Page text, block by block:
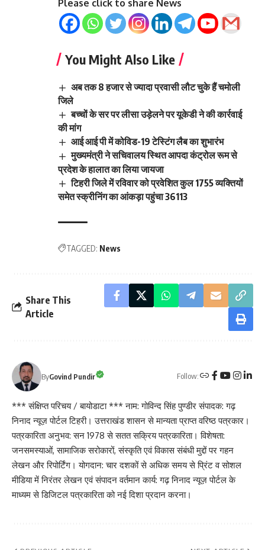
Please click to share News
You Might Also Like
अब तक 8 हजार से ज्यादा प्रवासी लौट चुके हैं चमोली
जिले
बच्चों के सर पर लीसा उड़ेलने पर यूकेडी ने की कार्रवाई
की मांग
आई आई पी में कोविड-19 टेस्टिंग लैब का शुभारंभ
मुख्यमंत्री ने सचिवालय स्थित आपदा कंट्रोल रूम से
प्रदेश के हालात का लिया जायजा
टिहरी जिले में रविवार को प्रवेशित कुल 1755 व्यक्तियों
समेत स्क्रीनिंग का आंकड़ा पहुंचा 36113
TAGGED: News
Share This
Article
ByGovind Pundir Follow:
*** संक्षिप्त परिचय / बायोडाटा *** नाम: गोविन्द सिंह पुण्डीर संपादक: गढ़
निनाद न्यूज़ पोर्टल टिहरी। उत्तराखंड शासन से मान्यता प्राप्त वरिष्ठ पत्रकार।
पत्रकारिता अनुभव: सन 1978 से सतत सक्रिय पत्रकारिता। विशेषता:
जनसमस्याओं, सामाजिक सरोकारों, संस्कृति एवं विकास संबंधी मुद्दों पर गहन
लेखन और रिपोर्टिंग। योगदान: चार दशकों से अधिक समय से प्रिंट व सोशल
मीडिया में निरंतर लेखन एवं संपादन वर्तमान कार्य: गढ़ निनाद न्यूज़ पोर्टल के
माध्यम से डिजिटल पत्रकारिता को नई दिशा प्रदान करना।